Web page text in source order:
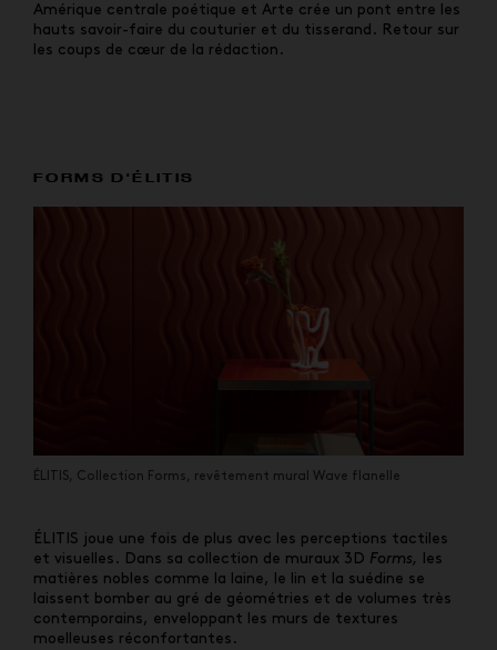
Amérique centrale poétique et Arte crée un pont entre les
hauts savoir-faire du couturier et du tisserand. Retour sur
les coups de cœur de la rédaction.
FORMS D'ÉLITIS
ÉLITIS, Collection Forms, revêtement mural Wave flanelle
ÉLITIS joue une fois de plus avec les perceptions tactiles
et visuelles. Dans sa collection de muraux 3D Forms,
les
matières nobles comme la laine, le lin et la suédine se
laissent bomber au gré de géométries et de volumes très
contemporains, enveloppant les murs de textures
moelleuses réconfortantes.